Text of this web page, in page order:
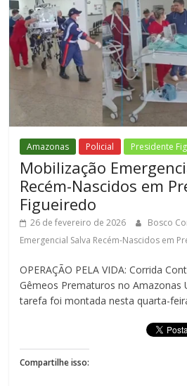
Amazonas Policial Presidente
Mobilização
Recém-Nascidos em
Figueiredo
26 de fevereiro de 2026 Bosco
Emergencial Salva Recém-Nascidos em
OPERAÇÃO PELA VIDA: Corrida
Gêmeos Prematuros no Amazonas
tarefa foi montada nesta quarta-
Compartilhe isso: